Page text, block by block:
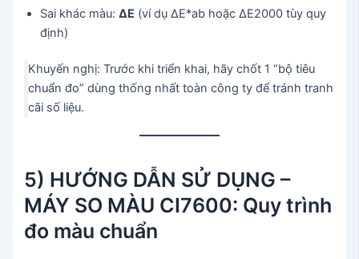
Sai khác màu:ΔE (ví dụ ΔE*ab hoặc ΔE2000 tùy quy
định)
Khuyến nghị: Trước khi triển khai, hãy chốt 1 “bộ tiêu
chuẩn đo” dùng thống nhất toàn công ty để tránh tranh
cãi số liệu.
5) HƯỚNG DẪN SỬ DỤNG –
MÁY SO MÀU CI7600: Quy trình
đo màu chuẩn